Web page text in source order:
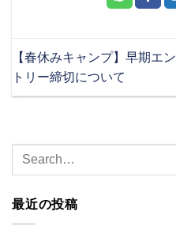
【春休みキャンプ】早期エン
トリー締切について
最近の投稿